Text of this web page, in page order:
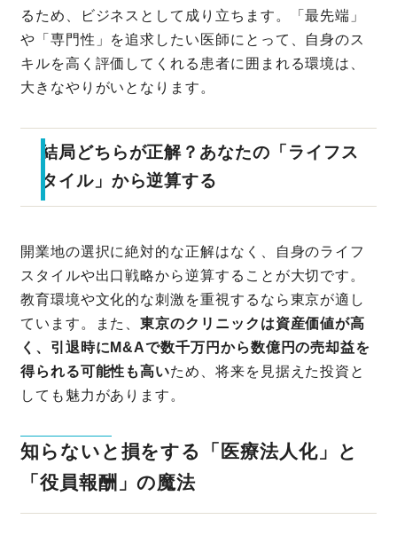
るため、ビジネスとして成り立ちます。「最先端」
や「専門性」を追求したい医師にとって、自身のス
キルを高く評価してくれる患者に囲まれる環境は、
大きなやりがいとなります。
結局どちらが正解？あなたの「ライフス
タイル」から逆算する
開業地の選択に絶対的な正解はなく、自身のライフ
スタイルや出口戦略から逆算することが大切です。
教育環境や文化的な刺激を重視するなら東京が適し
ています。また、東京のクリニックは資産価値が高
く、引退時にM&Aで数千万円から数億円の売却益を
得られる可能性も高いため、将来を見据えた投資と
しても魅力があります。
知らないと損をする「医療法人化」と
「役員報酬」の魔法